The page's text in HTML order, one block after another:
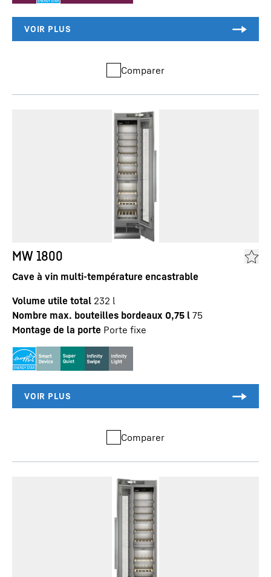
Comparer
MW 1800
Cave à vin multi-température encastrable
Volume utile total 232 l
Nombre max. bouteilles bordeaux 0,75 l 75
Montage de la porte Porte fixe
Comparer